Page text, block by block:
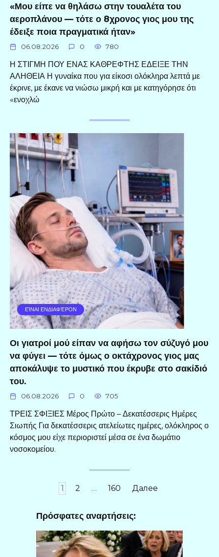
«Μου είπε να θηλάσω στην τουαλέτα του
αεροπλάνου — τότε ο 8χρονος γιος μου της
έδειξε ποια πραγματικά ήταν»
06.08.2026 0 780
Η ΣΤΙΓΜΗ ΠΟΥ ΕΝΑΣ ΚΑΘΡΕΦΤΗΣ ΕΔΕΙΞΕ ΤΗΝ
ΑΛΗΘΕΙΑ Η γυναίκα που για είκοσι ολόκληρα λεπτά με
έκρινε, με έκανε να νιώσω μικρή και με κατηγόρησε ότι
«ενοχλώ
ΕΊΝΑΙ ΕΝΔΙΑΦΈΡΟΝ
Οι γιατροί μού είπαν να αφήσω τον σύζυγό μου
να φύγει — τότε όμως ο οκτάχρονος γιος μας
αποκάλυψε το μυστικό που έκρυβε στο σακίδιό
του.
06.08.2026 0 705
ΤΡΕΙΣ ΣΦΙΞΙΕΣ Μέρος Πρώτο – Δεκατέσσερις Ημέρες
Σιωπής Για δεκατέσσερις ατελείωτες ημέρες, ολόκληρος ο
κόσμος μου είχε περιοριστεί μέσα σε ένα δωμάτιο
νοσοκομείου.
1 2 … 160 Далее
Πρόσφατες αναρτήσεις: